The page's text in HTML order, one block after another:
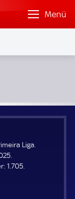
Menü
Liga.
Z1.705.